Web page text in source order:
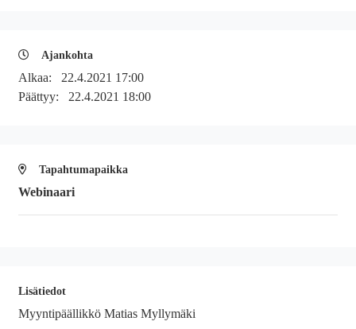
Ajankohta
Alkaa: 22.4.2021 17:00
Päättyy: 22.4.2021 18:00
Tapahtumapaikka
Webinaari
Lisätiedot
Myyntipäällikkö Matias Myllymäki